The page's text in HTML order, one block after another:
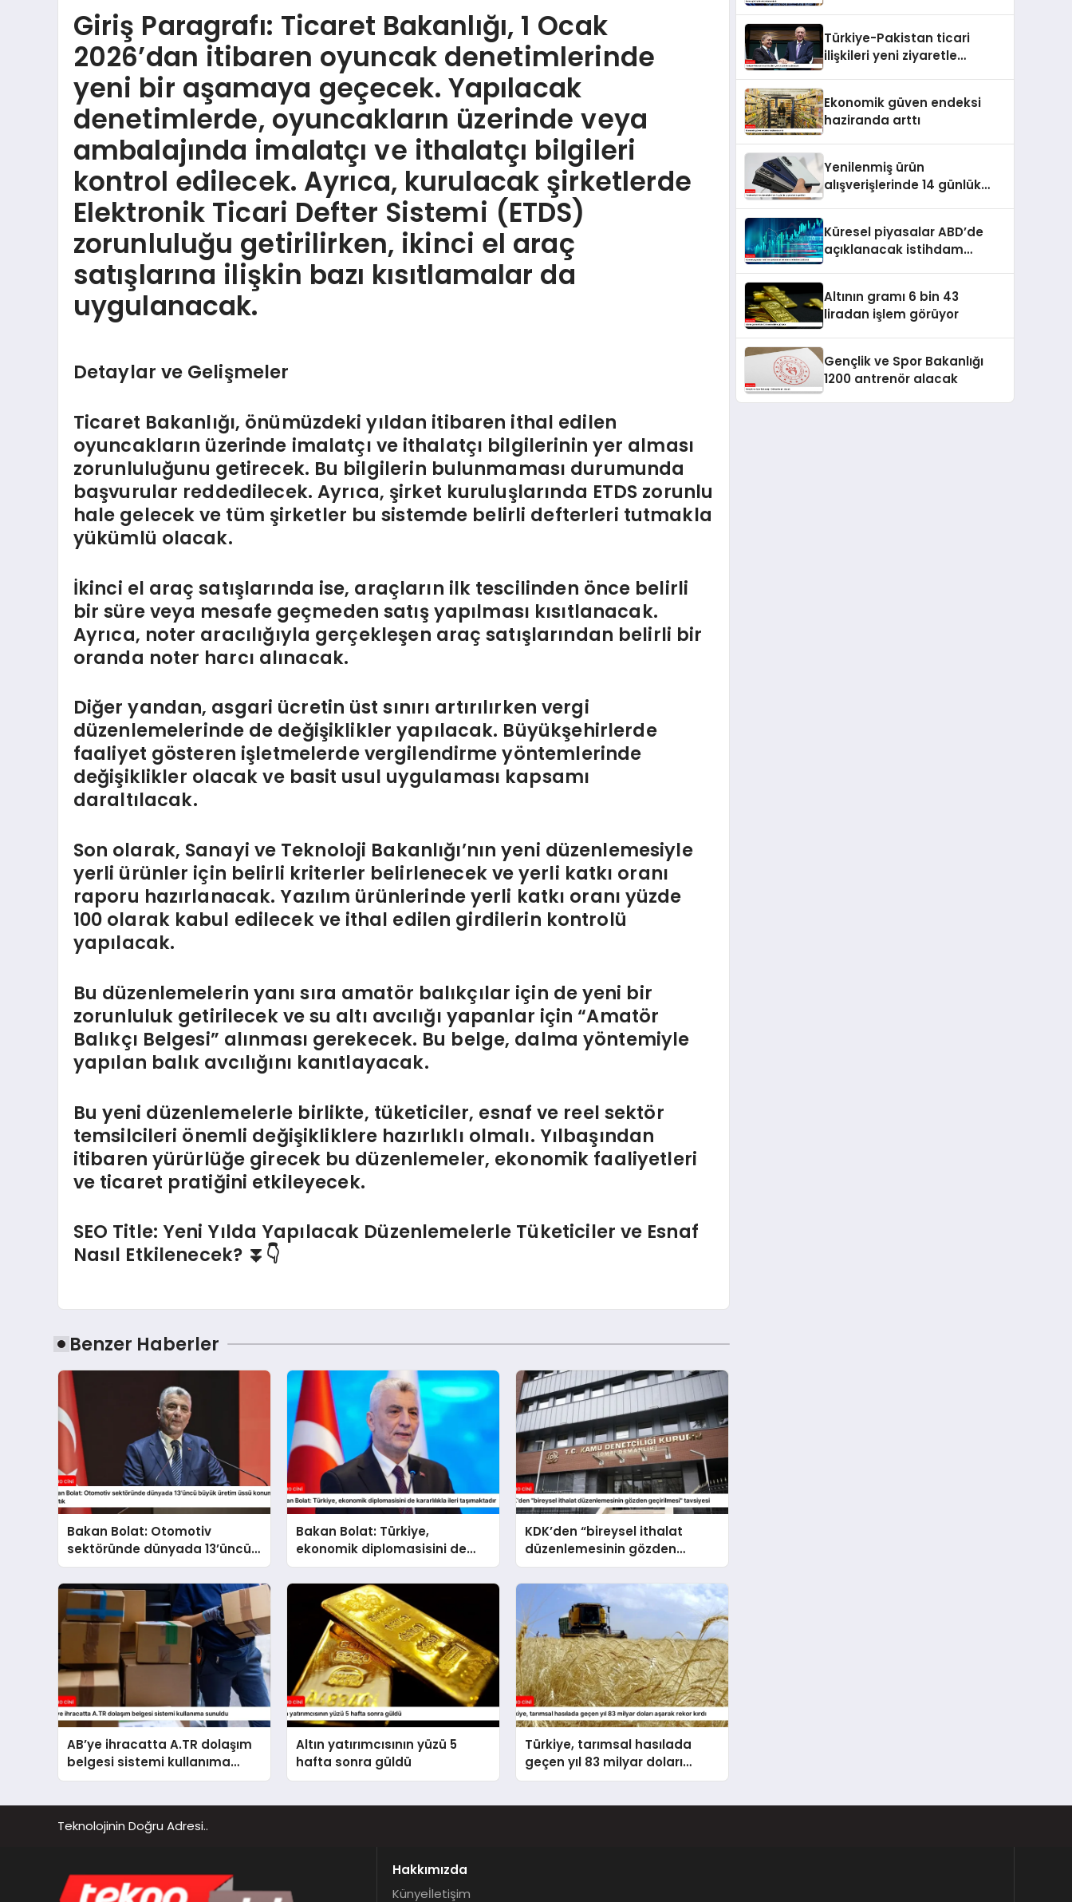
Giriş Paragrafı: Ticaret Bakanlığı, 1 Ocak
2026’dan itibaren oyuncak denetimlerinde
yeni bir aşamaya geçecek. Yapılacak
denetimlerde, oyuncakların üzerinde veya
ambalajında imalatçı ve ithalatçı bilgileri
kontrol edilecek. Ayrıca, kurulacak şirketlerde
Elektronik Ticari Defter Sistemi (ETDS)
zorunluluğu getirilirken, ikinci el araç
satışlarına ilişkin bazı kısıtlamalar da
uygulanacak.
Detaylar ve Gelişmeler
Ticaret Bakanlığı, önümüzdeki yıldan itibaren ithal edilen
oyuncakların üzerinde imalatçı ve ithalatçı bilgilerinin yer alması
zorunluluğunu getirecek. Bu bilgilerin bulunmaması durumunda
başvurular reddedilecek. Ayrıca, şirket kuruluşlarında ETDS zorunlu
hale gelecek ve tüm şirketler bu sistemde belirli defterleri tutmakla
yükümlü olacak.
İkinci el araç satışlarında ise, araçların ilk tescilinden önce belirli
bir süre veya mesafe geçmeden satış yapılması kısıtlanacak.
Ayrıca, noter aracılığıyla gerçekleşen araç satışlarından belirli bir
oranda noter harcı alınacak.
Diğer yandan, asgari ücretin üst sınırı artırılırken vergi
düzenlemelerinde de değişiklikler yapılacak. Büyükşehirlerde
faaliyet gösteren işletmelerde vergilendirme yöntemlerinde
değişiklikler olacak ve basit usul uygulaması kapsamı
daraltılacak.
Son olarak, Sanayi ve Teknoloji Bakanlığı’nın yeni düzenlemesiyle
yerli ürünler için belirli kriterler belirlenecek ve yerli katkı oranı
raporu hazırlanacak. Yazılım ürünlerinde yerli katkı oranı yüzde
100 olarak kabul edilecek ve ithal edilen girdilerin kontrolü
yapılacak.
Bu düzenlemelerin yanı sıra amatör balıkçılar için de yeni bir
zorunluluk getirilecek ve su altı avcılığı yapanlar için “Amatör
Balıkçı Belgesi” alınması gerekecek. Bu belge, dalma yöntemiyle
yapılan balık avcılığını kanıtlayacak.
Bu yeni düzenlemelerle birlikte, tüketiciler, esnaf ve reel sektör
temsilcileri önemli değişikliklere hazırlıklı olmalı. Yılbaşından
itibaren yürürlüğe girecek bu düzenlemeler, ekonomik faaliyetleri
ve ticaret pratiğini etkileyecek.
SEO Title: Yeni Yılda Yapılacak Düzenlemelerle Tüketiciler ve Esnaf
Nasıl Etkilenecek? ⏬👇
Benzer Haberler
Bakan Bolat: Otomotiv
sektöründe dünyada 13’üncü
büyük üretim üssü konumuna
ulaştık
Bakan Bolat: Türkiye,
ekonomik diplomasisini de
kararlılıkla ileri taşımaktadır
KDK’den “bireysel ithalat
düzenlemesinin gözden
geçirilmesi” tavsiyesi
AB’ye ihracatta A.TR dolaşım
belgesi sistemi kullanıma
sunuldu
Altın yatırımcısının yüzü 5
hafta sonra güldü
Türkiye, tarımsal hasılada
geçen yıl 83 milyar doları
aşarak rekor kırdı
Türkiye-Pakistan ticari
ilişkileri yeni ziyaretle
Ekonomik güven endeksi
haziranda arttı
Yenilenmiş ürün
alışverişlerinde 14 günlük
Küresel piyasalar ABD’de
açıklanacak istihdam
Altının gramı 6 bin 43
liradan işlem görüyor
Gençlik ve Spor Bakanlığı
1200 antrenör alacak
Teknolojinin Doğru Adresi..
Hakkımızda
Künyeİletişim